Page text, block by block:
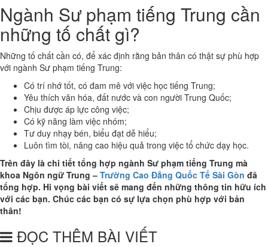
Ngành Sư phạm tiếng Trung cần
những tố chất gì?
Những tố chất cần có, để xác định rằng bản thân có thật sự phù hợp
với ngành Sư phạm tiếng Trung:
Có trí nhớ tốt, có đam mê với việc học tiếng Trung;
Yêu thích văn hóa, đất nước và con người Trung Quốc;
Chịu được áp lực công việc;
Có kỹ năng làm việc nhóm;
Tư duy nhạy bén, biểu đạt dễ hiểu;
Luôn tìm tòi, nâng cao hiệu quả trong việc tổ chức dạy học.
Trên đây là chi tiết tổng hợp ngành Sư phạm tiếng Trung mà
khoa Ngôn ngữ Trung – Trường Cao Đẳng Quốc Tế Sài Gòn đã
tổng hợp. Hi vọng bài viết sẽ mang đến những thông tin hữu ích
với các bạn. Chúc các bạn có sự lựa chọn phù hợp với bản
thân!
ĐỌC THÊM BÀI VIẾT